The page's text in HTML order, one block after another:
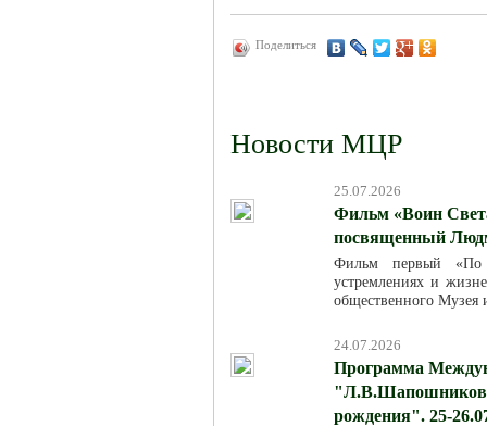
Поделиться
Новости МЦР
25.07.2026
Фильм «Воин
посвященный
Фильм первый «По
устремлениях и
общественного
24.07.2026
Программа
"Л.В.Шапошникова:
рождения". 25-